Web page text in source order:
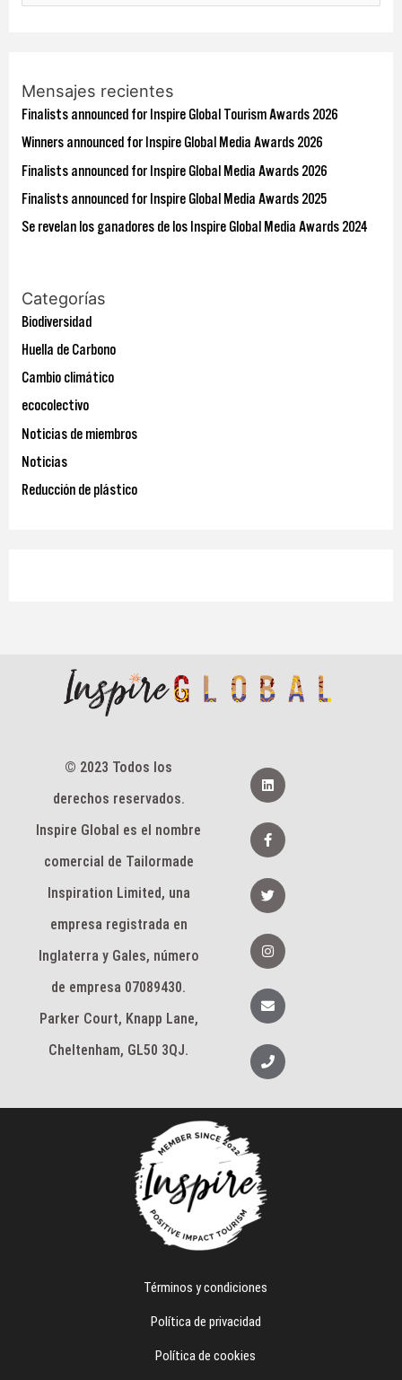
a
r
p
o
Mensajes recientes
Finalists announced for Inspire Global Tourism Awards 2026
Winners announced for Inspire Global Media Awards 2026
Finalists announced for Inspire Global Media Awards 2026
Finalists announced for Inspire Global Media Awards 2025
Se revelan los ganadores de los Inspire Global Media Awards 2024
Categorías
Biodiversidad
Huella de Carbono
Cambio climático
ecocolectivo
Noticias de miembros
Noticias
Reducción de plástico
© 2023 Todos los
derechos reservados.
Inspire Global es el nombre
comercial de Tailormade
Inspiration Limited, una
empresa registrada en
Inglaterra y Gales, número
de empresa 07089430.
Parker Court, Knapp Lane,
Cheltenham, GL50 3QJ.
L
i
n
e
d
F
a
c
b
o
o
-
f
G
o
r
e
o
n
s
a
g
r
m
S
o
b
eT
e
l
Términos y condiciones
Política de privacidad
Política de cookies